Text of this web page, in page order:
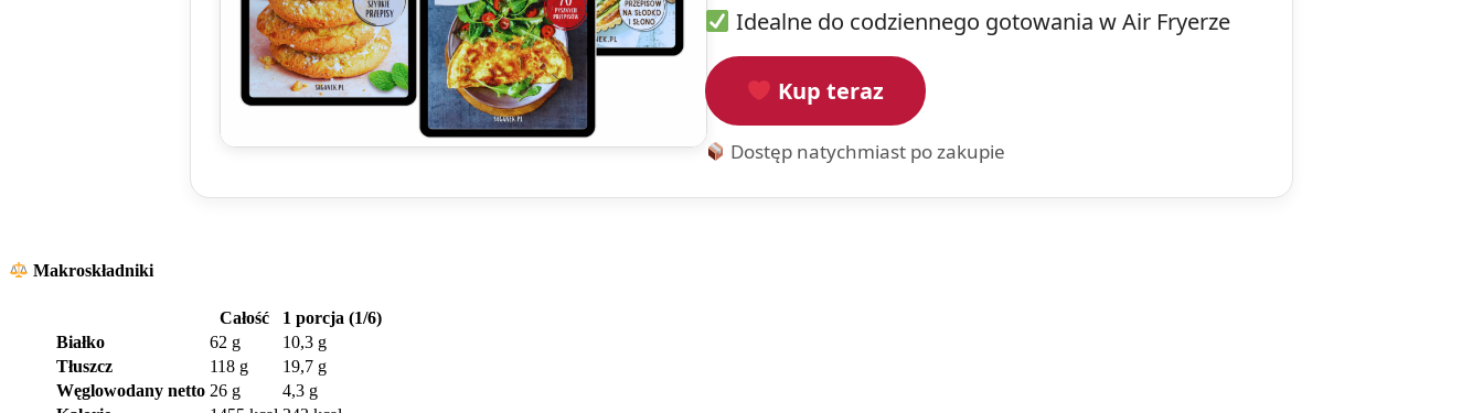
Idealne do codziennego gotowania w Air Fryerze
Kup teraz
Dostęp natychmiast po zakupie
Makroskładniki
Całość
1 porcja (1/6)
Białko
62 g
10,3 g
Tłuszcz
118 g
19,7 g
Węglowodany netto 26 g
4,3 g